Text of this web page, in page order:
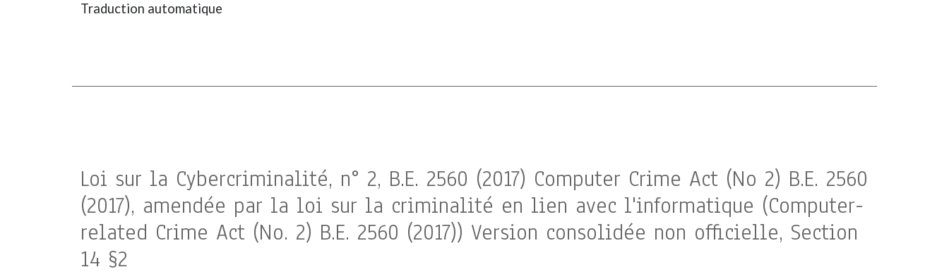
Traduction automatique
Loi sur la Cybercriminalité, n° 2, B.E. 2560 (2017) Computer Crime Act (No 2) B.E. 2560
(2017), amendée par la loi sur la criminalité en lien avec l'informatique (Computer-
related Crime Act (No. 2) B.E. 2560 (2017)) Version consolidée non officielle, Section
14 §2